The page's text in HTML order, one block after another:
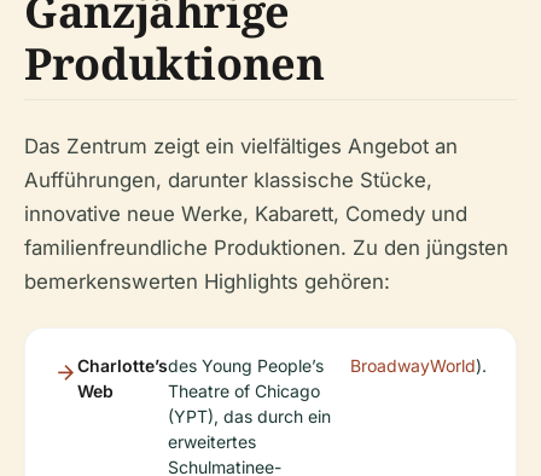
Produktionen
Das Zentrum zeigt ein vielfältiges Angebot an
Aufführungen, darunter klassische Stücke,
innovative neue Werke, Kabarett, Comedy und
familienfreundliche Produktionen. Zu den jüngsten
bemerkenswerten Highlights gehören:
Charlotte’s
Web
des Young People’s
Theatre of Chicago
(YPT), das durch ein
erweitertes
Schulmatinee-
BroadwayWorld).